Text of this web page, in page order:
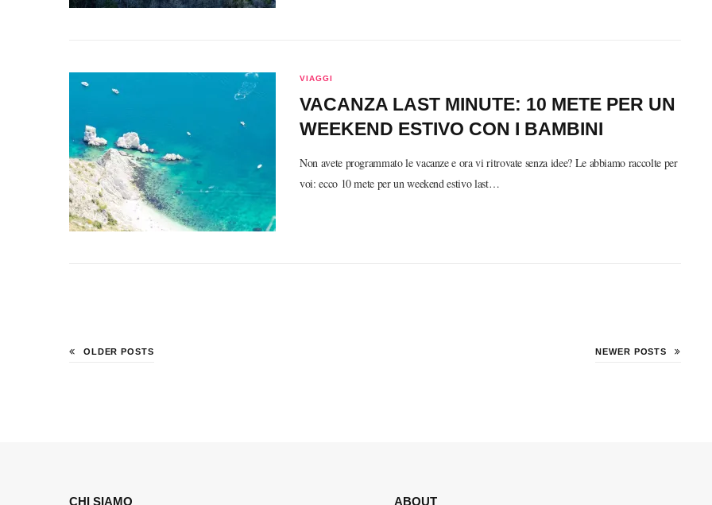
VIAGGI
VACANZA LAST MINUTE: 10 METE PER UN
WEEKEND ESTIVO CON I BAMBINI
Non avete programmato le vacanze e ora vi ritrovate senza idee? Le abbiamo raccolte per
voi: ecco 10 mete per un weekend estivo last…
OLDER POSTS NEWER POSTS
CHI SIAMO ABOUT